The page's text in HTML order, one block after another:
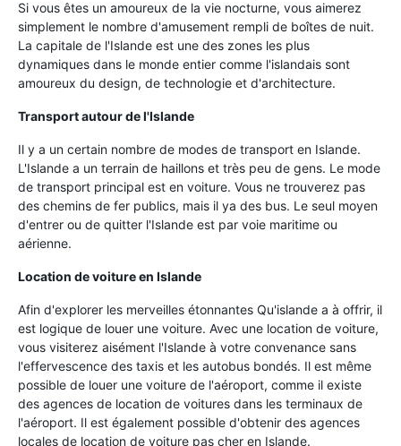
Si vous êtes un amoureux de la vie nocturne, vous aimerez
simplement le nombre d'amusement rempli de boîtes de nuit.
La capitale de l'Islande est une des zones les plus
dynamiques dans le monde entier comme l'islandais sont
amoureux du design, de technologie et d'architecture.
Transport autour de l'Islande
Il y a un certain nombre de modes de transport en Islande.
L'Islande a un terrain de haillons et très peu de gens. Le mode
de transport principal est en voiture. Vous ne trouverez pas
des chemins de fer publics, mais il ya des bus. Le seul moyen
d'entrer ou de quitter l'Islande est par voie maritime ou
aérienne.
Location de voiture en Islande
Afin d'explorer les merveilles étonnantes Qu'islande a à offrir, il
est logique de louer une voiture. Avec une location de voiture,
vous visiterez aisément l'Islande à votre convenance sans
l'effervescence des taxis et les autobus bondés. Il est même
possible de louer une voiture de l'aéroport, comme il existe
des agences de location de voitures dans les terminaux de
l'aéroport. Il est également possible d'obtenir des agences
locales de location de voiture pas cher en Islande.